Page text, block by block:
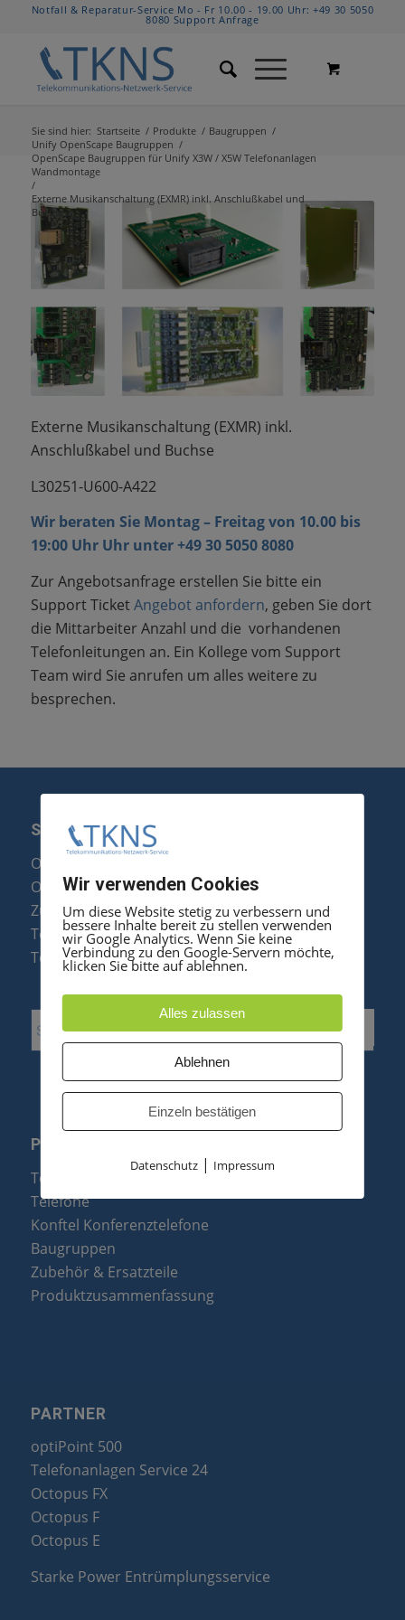
Notfall & Reparatur-Service Mo - Fr 10.00 - 19.00 Uhr:+49 30 5050
8080 Support Anfrage
Sie sind hier: Startseite / Produkte / Baugruppen /
Unify OpenScape Baugruppen /
OpenScape Baugruppen für Unify X3W / X5W Telefonanlagen
Wandmontage
/
Externe Musikanschaltung (EXMR) inkl. Anschlußkabel und
Buchse
Externe Musikanschaltung (EXMR) inkl.
Anschlußkabel und Buchse
L30251-U600-A422
Wir beraten Sie Montag – Freitag von 10.00 bis
19:00 Uhr Uhr unter +49 30 5050 8080
Zur Angebotsanfrage erstellen Sie bitte ein
Support TicketAngebot anfordern, geben Sie dort
die Mittarbeiter Anzahl und die vorhandenen
Telefonleitungen an. Ein Kollege vom Support
Team wird Sie anrufen um alles weitere zu
besprechen.
SERVICE
Optipoint Display Reparatur
Octophon F Display Reparatur
Zubehör & Ersatzteile
Telefonanlagen Optimierung
Telefonanlagen Erweiterung
PRODUKTE
Telefonanlagen
Telefone
Konftel Konferenztelefone
Baugruppen
Zubehör & Ersatzteile
Produktzusammenfassung
PARTNER
optiPoint 500
Telefonanlagen Service 24
Octopus FX
Octopus F
Octopus E
Starke Power Entrümplungsservice
Wir verwenden Cookies
Um diese Website stetig zu verbessern und
bessere Inhalte bereit zu stellen verwenden
wir Google Analytics. Wenn Sie keine
Verbindung zu den Google-Servern möchte,
klicken Sie bitte auf ablehnen.
Alles zulassen
Ablehnen
Einzeln bestätigen
Datenschutz| Impressum